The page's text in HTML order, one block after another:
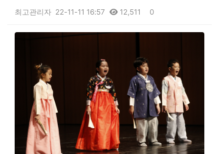
최고관리자 22-11-11 16:57 12,511 0